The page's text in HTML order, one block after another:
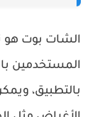
الشات بوت هو
المستخدمين
بالتطبيق،